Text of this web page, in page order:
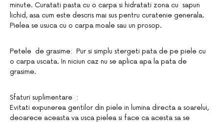
minute. Curatati pasta cu o carpa si hidratati zona cu sapun
lichid, asa cum este descris mai sus pentru curatenie generala.
Pielea se usuca cu o carpa moale sau un prosop.
Petele de grasime: Pur si simplu stergeti pata de pe piele cu
o carpa uscata. In niciun caz nu se aplica apa la pata de
grasime.
Sfaturi suplimentare :
Evitati expunerea gentilor din piele in lumina directa a soarelui,
deoarece aceasta va usca pielea si face ca acesta sa se